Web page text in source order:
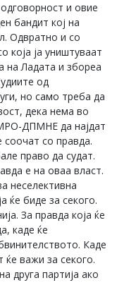
и овие
бандит кој на
Одвратно и со
која ја уништуваат
на Ладата и збореа
од
но само треба да
дека нема во
ДПМНЕ да најдат
соочат со правда.
право да судат.
е на оваа власт.
неселективна
ќе биде за секого.
За правда која ќе
каде ќе
Каде
ќе важи за секого.
партија ако